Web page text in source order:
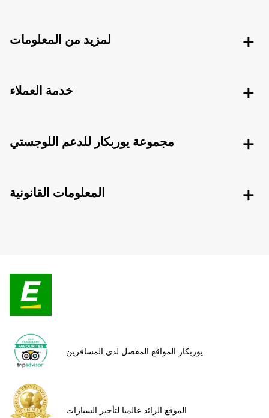
لمزيد من المعلومات
خدمة العملاء
مجموعة يوربكار للدعم اللوجستي
المعلومات القانونية
يوربكار المواقع المفضل لدى المسافرين
الموقع الرائد عالميا لتأجير السيارات